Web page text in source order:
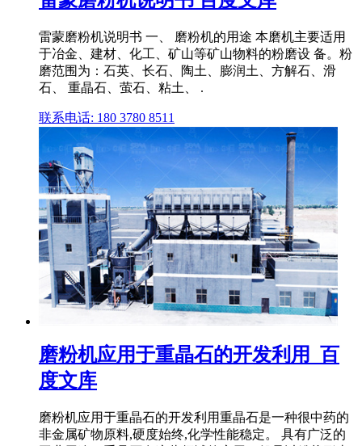
雷蒙磨粉机说明书 一、 磨粉机的用途 本磨机主要适用
于冶金、建材、化工、矿山等矿山物料的粉磨设 备。粉
磨范围为：石英、长石、陶土、膨润土、方解石、滑
石、 重晶石、萤石、粘土、 .
联系电话: 180 3780 8511
磨粉机应用于重晶石的开发利用_百
度文库
磨粉机应用于重晶石的开发利用重晶石是一种很中药的
非金属矿物原料,硬度始终,化学性能稳定。 具有广泛的